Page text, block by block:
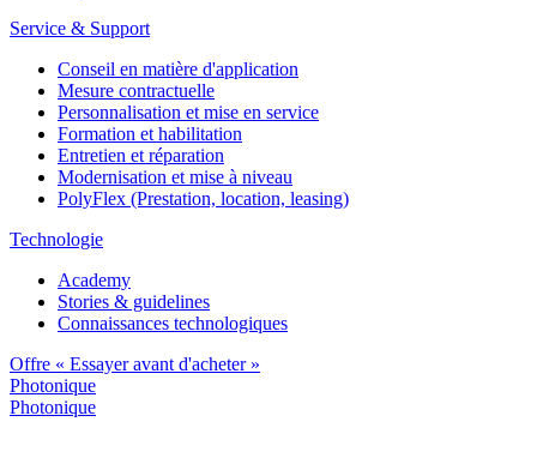
Service & Support
Conseil en matière d'application
Mesure contractuelle
Personnalisation et mise en service
Formation et habilitation
Entretien et réparation
Modernisation et mise à niveau
PolyFlex (Prestation, location, leasing)
Technologie
Academy
Stories & guidelines
Connaissances technologiques
Offre « Essayer avant d'acheter »
Photonique
Photonique